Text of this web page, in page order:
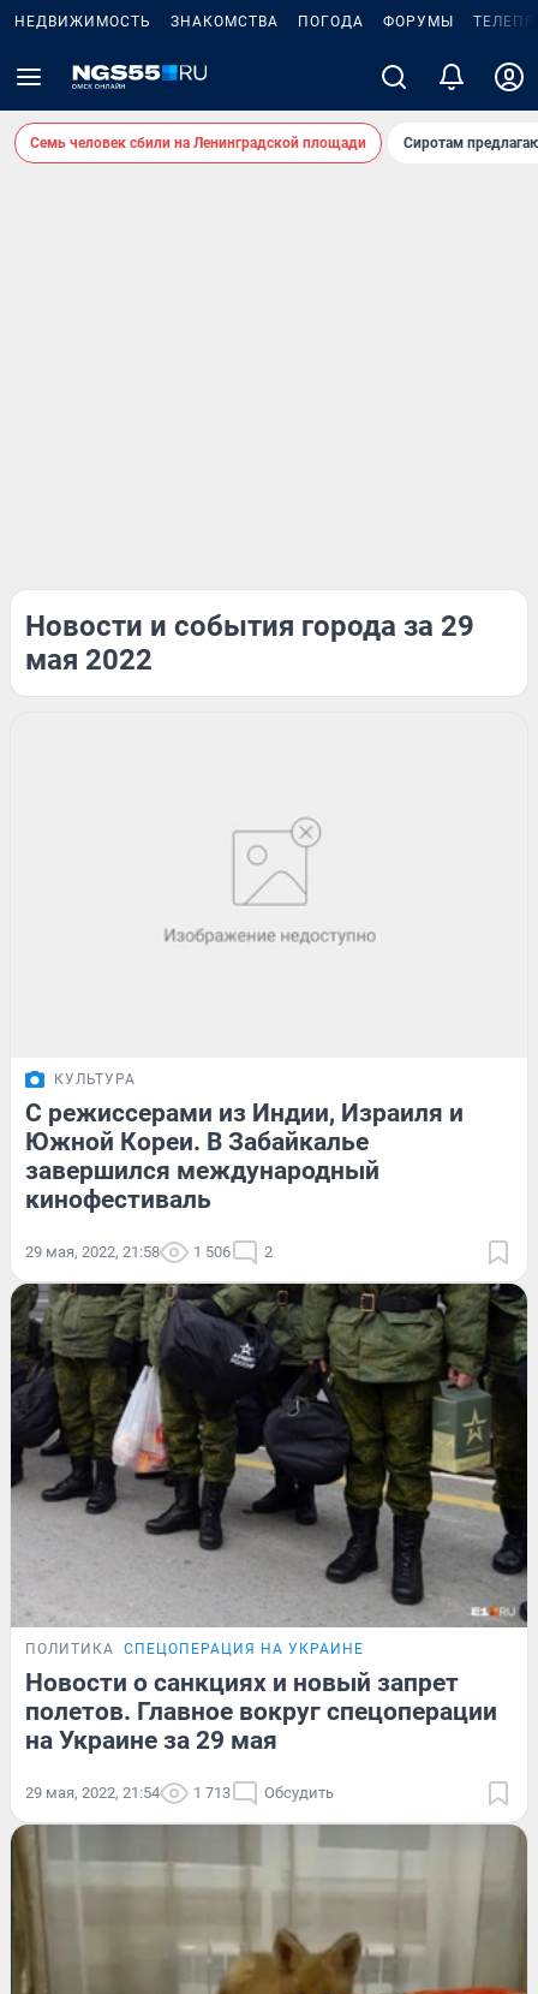
НЕДВИЖИМОСТЬ ЗНАКОМСТВА ПОГОДА ФОРУМЫ
Семь человек сбили на Ленинградской площади Сиротам
Новости и события города за 29
мая 2022
КУЛЬТУРА
С режиссерами из Индии, Израиля и
Южной Кореи. В Забайкалье
завершился международный
кинофестиваль
29 мая, 2022, 21:58 1 506 2
ПОЛИТИКА СПЕЦОПЕРАЦИЯ НА УКРАИНЕ
Новости о санкциях и новый запрет
полетов. Главное вокруг спецоперации
на Украине за 29 мая
29 мая, 2022, 21:54 1 713 Обсудить